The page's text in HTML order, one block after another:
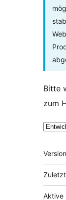
Bitte
zum
Meta
Version
Aktive